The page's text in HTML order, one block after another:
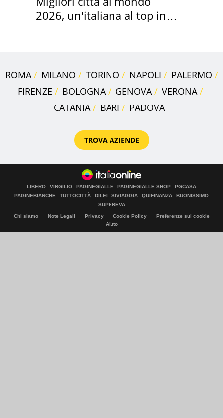
2026, un'italiana al top in
ROMA MILANO TORINO NAPOLI
PALERMO
FIRENZE
BOLOGNA GENOVA
VERONA
CATANIA
BARI PADOVA
TROVA AZIENDE
LIBERO VIRGILIO PAGINEGIALLE PAGINEGIALLE SHOP
PGCASA
PAGINEBIANCHE
TUTTOCITTÀ DILEI SIVIAGGIA QUIFINANZA
BUONISSIMO
SUPEREVA
Chi siamo Note Legali Privacy Cookie Policy
Preferenze sui cookie
Aiuto